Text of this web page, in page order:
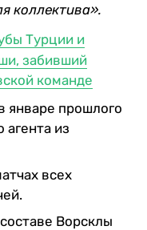
коллектива».
Турции и
забивший
команде
январе прошлого
агента из
всех
Ворсклы